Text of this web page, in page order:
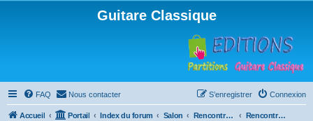
Guitare Classique
FAQ Nous contacter Connexion
S’enregistrer
Accueil Portail Index du forum Salon Rencontres musicales Rencontres Souillac